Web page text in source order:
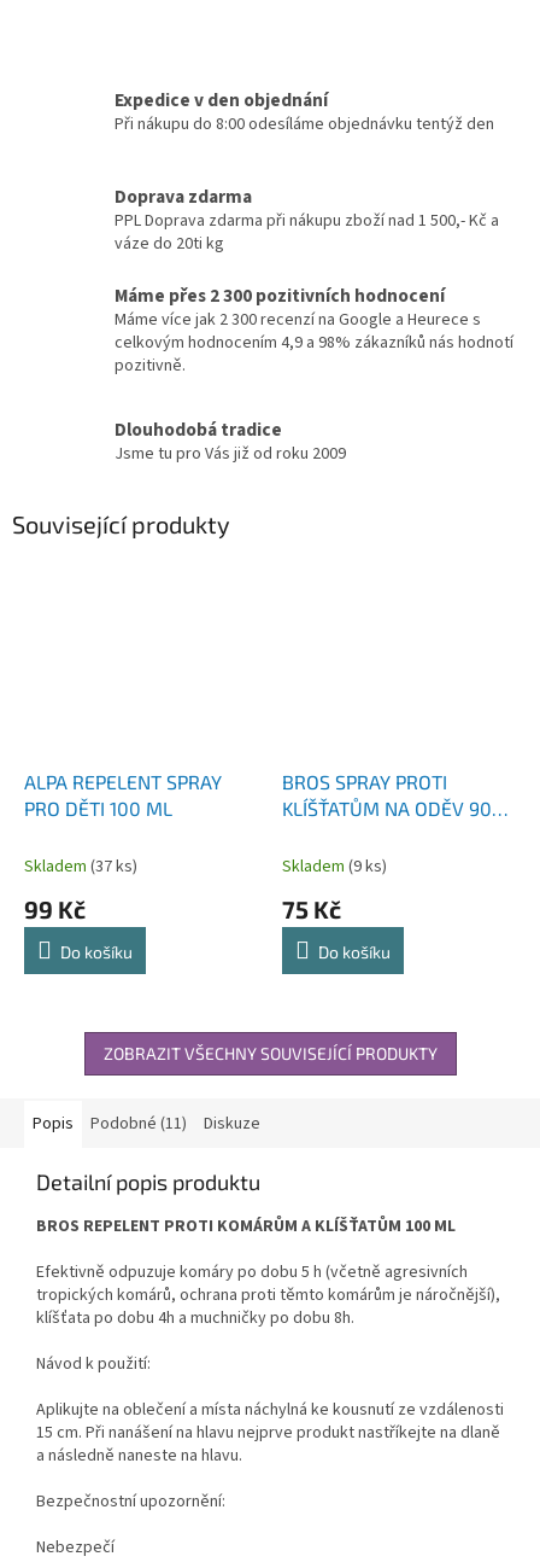
Expedice v den objednání
Při nákupu do 8:00 odesíláme objednávku tentýž den
Doprava zdarma
PPL Doprava zdarma při nákupu zboží nad 1 500,- Kč a
váze do 20ti kg
Máme přes 2 300 pozitivních hodnocení
Máme více jak 2 300 recenzí na Google a Heurece s
celkovým hodnocením 4,9 a 98% zákazníků nás hodnotí
pozitivně.
Dlouhodobá tradice
Jsme tu pro Vás již od roku 2009
Související produkty
ALPA REPELENT SPRAY
PRO DĚTI 100 ML
Skladem (37 ks)
99 Kč
Do košíku
BROS SPRAY PROTI
KLÍŠŤATŮM NA ODĚV 90
Skladem (9 ks)
75 Kč
Do košíku
ZOBRAZIT VŠECHNY SOUVISEJÍCÍ PRODUKTY
Popis Podobné (11) Diskuze
Detailní popis produktu
BROS REPELENT PROTI KOMÁRŮM A KLÍŠŤATŮM 100 ML
Efektivně odpuzuje komáry po dobu 5 h (včetně agresivních
tropických komárů, ochrana proti těmto komárům je náročnější),
klíšťata po dobu 4h a muchničky po dobu 8h.
Návod k použití:
Aplikujte na oblečení a místa náchylná ke kousnutí ze vzdálenosti
15 cm. Při nanášení na hlavu nejprve produkt nastříkejte na dlaně
a následně naneste na hlavu.
Bezpečnostní upozornění:
Nebezpečí